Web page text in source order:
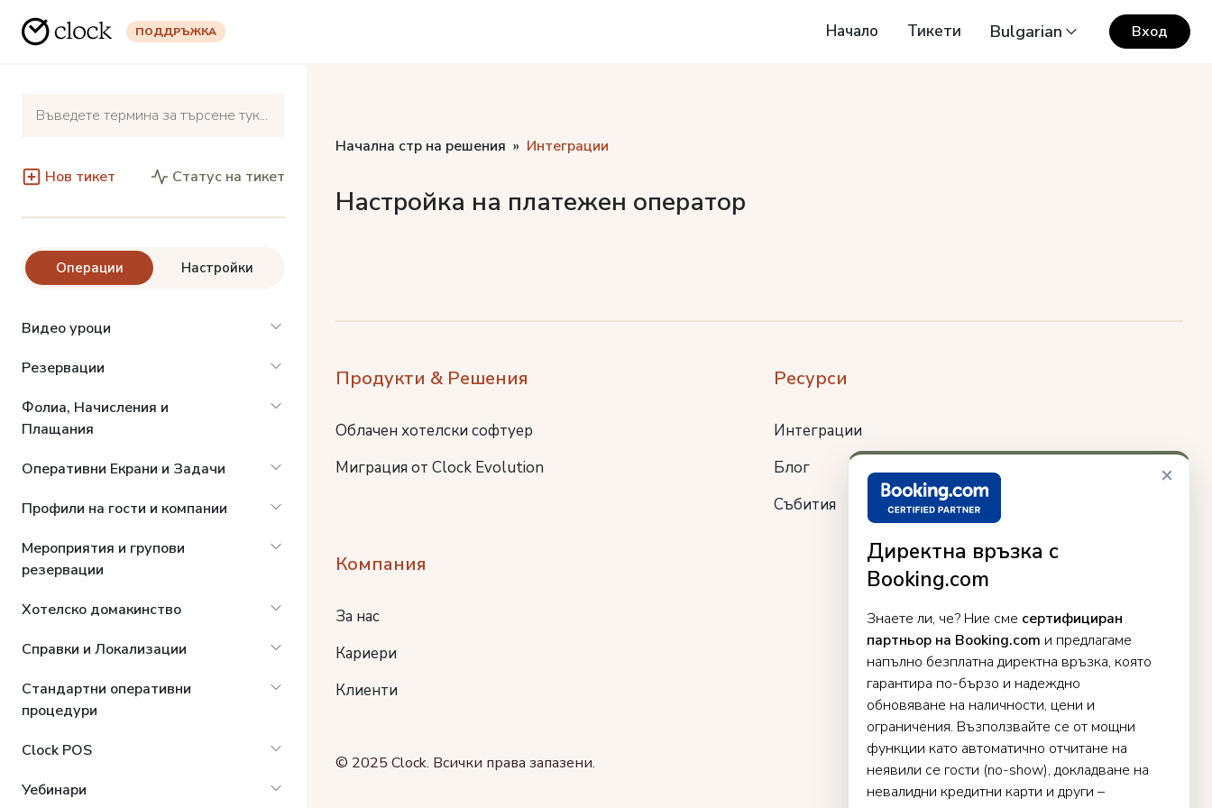
ПОДДРЪЖКА Начало Тикети Bulgarian Вход
×
Директна връзка с
Booking.com
Знаете ли, че? Ние сме сертифициран
партньор на Booking.com и предлагаме
напълно безплатна директна връзка, която
гарантира по-бързо и надеждно
обновяване на наличности, цени и
ограничения. Възползвайте се от мощни
функции като автоматично отчитане на
неявили се гости (no-show), докладване на
невалидни кредитни карти и други –
Нов тикет Статус на тикет
Операции Настройки
Видео уроци
Резервации
Фолиа, Начисления и
Плащания
Оперативни Екрани и Задачи
Профили на гости и компании
Мероприятия и групови
резервации
Хотелско домакинство
Справки и Локализации
Стандартни оперативни
процедури
Clock POS
Уебинари
Начална стр на решения Интеграции
Настройка на платежен оператор
Продукти & Решения
Облачен хотелски софтуер
Миграция от Clock Evolution
Ресурси
Интеграции
Блог
Събития
Компания
За нас
Кариери
Клиенти
© 2025 Clock. Всички права запазени.